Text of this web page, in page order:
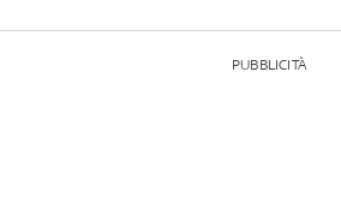
PUBBLICITÀ